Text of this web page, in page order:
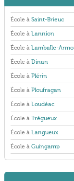
École à Saint-Brieuc
École à Lannion
École à Lamballe-
École à Dinan
École à Plérin
École à Ploufragan
École à Loudéac
École à Trégueux
École à Langueux
École à Guingamp